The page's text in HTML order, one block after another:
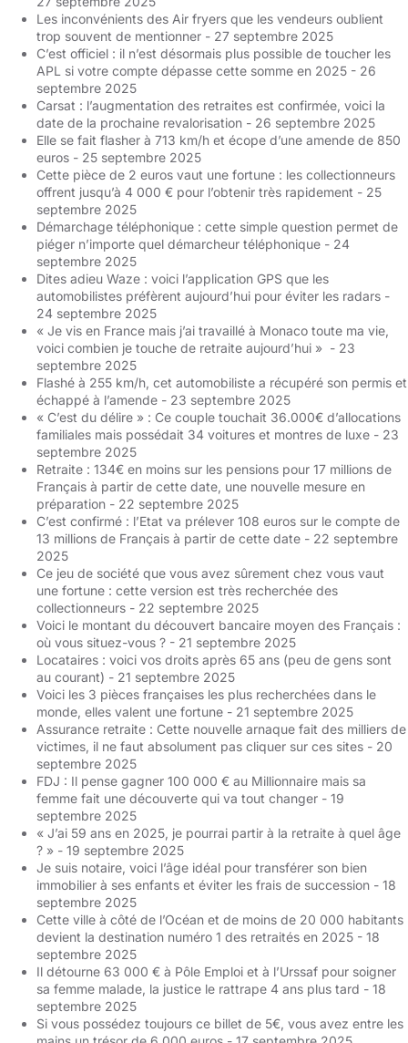
Les inconvénients des Air fryers que les vendeurs oublient
trop souvent de mentionner - 27 septembre 2025
C’est officiel : il n’est désormais plus possible de toucher les
APL si votre compte dépasse cette somme en 2025 - 26
septembre 2025
Carsat : l’augmentation des retraites est confirmée, voici la
date de la prochaine revalorisation - 26 septembre 2025
Elle se fait flasher à 713 km/h et écope d’une amende de 850
euros - 25 septembre 2025
Cette pièce de 2 euros vaut une fortune : les collectionneurs
offrent jusqu’à 4 000 € pour l’obtenir très rapidement - 25
septembre 2025
Démarchage téléphonique : cette simple question permet de
piéger n’importe quel démarcheur téléphonique - 24
septembre 2025
Dites adieu Waze : voici l’application GPS que les
automobilistes préfèrent aujourd’hui pour éviter les radars -
24 septembre 2025
« Je vis en France mais j’ai travaillé à Monaco toute ma vie,
voici combien je touche de retraite aujourd’hui » - 23
septembre 2025
Flashé à 255 km/h, cet automobiliste a récupéré son permis et
échappé à l’amende - 23 septembre 2025
« C’est du délire » : Ce couple touchait 36.000€ d’allocations
familiales mais possédait 34 voitures et montres de luxe - 23
septembre 2025
Retraite : 134€ en moins sur les pensions pour 17 millions de
Français à partir de cette date, une nouvelle mesure en
préparation - 22 septembre 2025
C’est confirmé : l’Etat va prélever 108 euros sur le compte de
13 millions de Français à partir de cette date - 22 septembre
2025
Ce jeu de société que vous avez sûrement chez vous vaut
une fortune : cette version est très recherchée des
collectionneurs - 22 septembre 2025
Voici le montant du découvert bancaire moyen des Français :
où vous situez-vous ? - 21 septembre 2025
Locataires : voici vos droits après 65 ans (peu de gens sont
au courant) - 21 septembre 2025
Voici les 3 pièces françaises les plus recherchées dans le
monde, elles valent une fortune - 21 septembre 2025
Assurance retraite : Cette nouvelle arnaque fait des milliers de
victimes, il ne faut absolument pas cliquer sur ces sites - 20
septembre 2025
FDJ : Il pense gagner 100 000 € au Millionnaire mais sa
femme fait une découverte qui va tout changer - 19
septembre 2025
« J’ai 59 ans en 2025, je pourrai partir à la retraite à quel âge
? » - 19 septembre 2025
Je suis notaire, voici l’âge idéal pour transférer son bien
immobilier à ses enfants et éviter les frais de succession - 18
septembre 2025
Cette ville à côté de l’Océan et de moins de 20 000 habitants
devient la destination numéro 1 des retraités en 2025 - 18
septembre 2025
Il détourne 63 000 € à Pôle Emploi et à l’Urssaf pour soigner
sa femme malade, la justice le rattrape 4 ans plus tard - 18
septembre 2025
Si vous possédez toujours ce billet de 5€, vous avez entre les